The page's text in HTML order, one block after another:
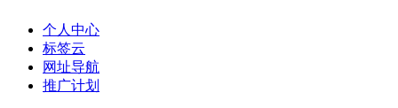
个人中心
标签云
网址导航
推广计划